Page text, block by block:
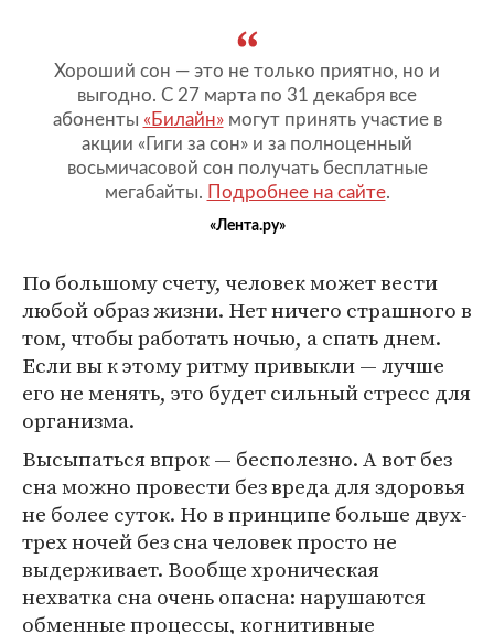
Хороший сон — это не только приятно, но и
выгодно. С 27 марта по 31 декабря все
абоненты «Билайн»могут принять участие в
акции «Гиги за сон» и за полноценный
восьмичасовой сон получать бесплатные
мегабайты.
Подробнее на сайте.
«Лента.ру»
По большому счету, человек может вести
любой образ жизни. Нет ничего страшного в
том, чтобы работать ночью, а спать днем.
Если вы к этому ритму привыкли — лучше
его не менять, это будет сильный стресс для
организма.
Высыпаться впрок — бесполезно. А вот без
сна можно провести без вреда для здоровья
не более суток. Но в принципе больше двух-
трех ночей без сна человек просто не
выдерживает. Вообще хроническая
нехватка сна очень опасна: нарушаются
обменные процессы, когнитивные